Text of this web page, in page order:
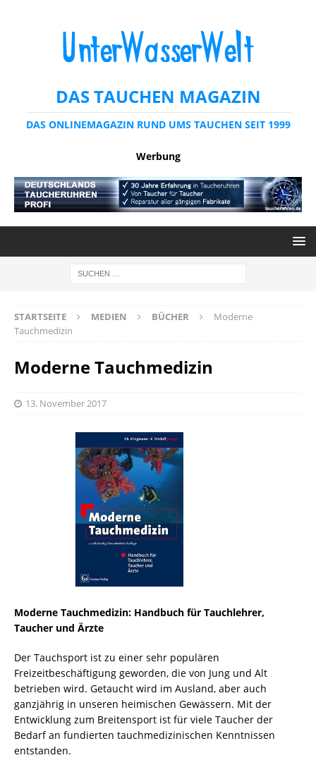
DAS TAUCHEN MAGAZIN
DAS ONLINEMAGAZIN RUND UMS TAUCHEN SEIT 1999
Werbung
STARTSEITE MEDIEN BÜCHER
Moderne
Tauchmedizin
Moderne Tauchmedizin
13. November 2017
Moderne Tauchmedizin: Handbuch für Tauchlehrer,
Taucher und Ärzte
Der Tauchsport ist zu einer sehr populären
Freizeitbeschäftigung geworden, die von Jung und Alt
betrieben wird. Getaucht wird im Ausland, aber auch
ganzjährig in unseren heimischen Gewässern. Mit der
Entwicklung zum Breitensport ist für viele Taucher der
Bedarf an fundierten tauchmedizinischen Kenntnissen
entstanden.